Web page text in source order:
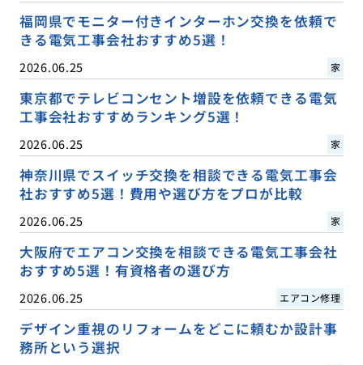
福岡県でモニター付きインターホン交換を依頼で
きる電気工事会社おすすめ5選！
2026.06.25 家
東京都でテレビコンセント増設を依頼できる電気
工事会社おすすめランキング5選！
2026.06.25 家
神奈川県でスイッチ交換を相談できる電気工事会
社おすすめ5選！費用や選び方をプロが比較
2026.06.25 家
大阪府でエアコン交換を相談できる電気工事会社
おすすめ5選！有資格者の選び方
2026.06.25 エアコン修理
デザイン重視のリフォームをどこに頼むか設計事
務所という選択